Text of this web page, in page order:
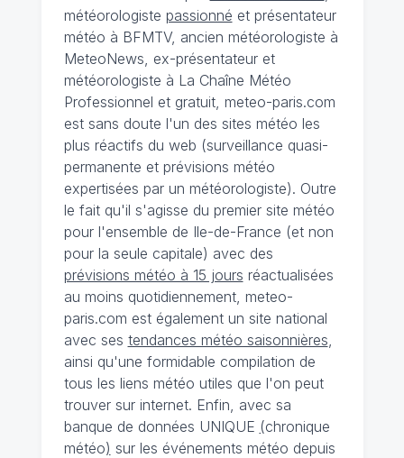
météorologiste passionné et présentateur
météo à BFMTV, ancien météorologiste à
MeteoNews, ex-présentateur et
météorologiste à La Chaîne Météo
Professionnel et gratuit, meteo-paris.com
est sans doute l'un des sites météo les
plus réactifs du web (surveillance quasi-
permanente et prévisions météo
expertisées par un météorologiste). Outre
le fait qu'il s'agisse du premier site météo
pour l'ensemble de Ile-de-France (et non
pour la seule capitale) avec des
prévisions météo à 15 jours réactualisées
au moins quotidiennement, meteo-
paris.com est également un site national
avec ses tendances météo saisonnières
ainsi qu'une formidable compilation de
tous les liens météo utiles que l'on peut
trouver sur internet. Enfin, avec sa
banque de données UNIQUE (chronique
météo) sur les événements météo depuis